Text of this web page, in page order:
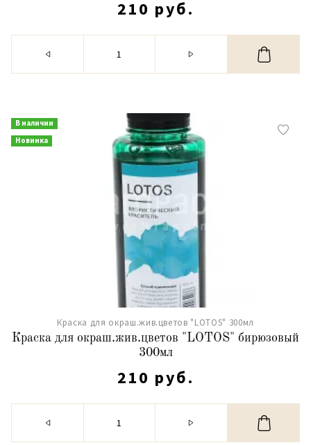
210 руб.
В наличии
Новинка
Краска для окраш.жив.цветов "LOTOS" 300мл
Краска для окраш.жив.цветов "LOTOS" бирюзовый
300мл
210 руб.